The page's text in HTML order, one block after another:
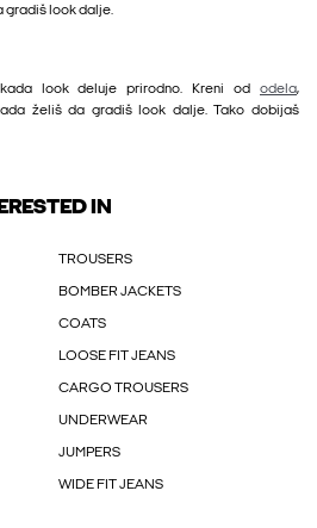
gradiš look dalje.
look deluje prirodno. Kreni od odela,
želiš da gradiš look dalje. Tako dobijaš
IN
TROUSERS
BOMBER JACKETS
COATS
LOOSE FIT JEANS
CARGO TROUSERS
UNDERWEAR
JUMPERS
WIDE FIT JEANS